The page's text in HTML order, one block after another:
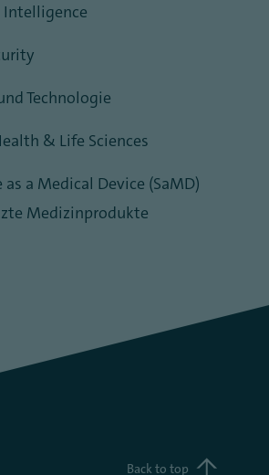
Technologie
& Life Sciences
a Medical Device (SaMD)
Medizinprodukte
Back to top